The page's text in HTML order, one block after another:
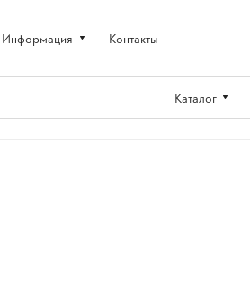
Информация Контакты
Каталог